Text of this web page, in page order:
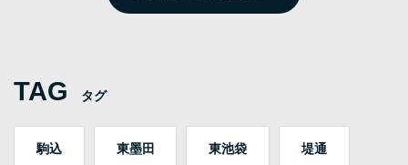
TAG タグ
駒込 東墨田 東池袋 堤通